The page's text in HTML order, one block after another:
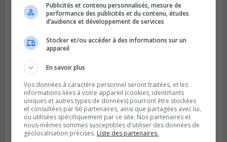
Publié le 6 août 2026 à 05h39
La grenade du camping du lac Cristal était
inoffensive
Publicités et contenu personnalisés, mesure de
performance des publicités et du contenu, études
d’audience et développement de services
Stocker et/ou accéder à des informations sur un
appareil
En savoir plus
Vos données à caractère personnel seront traitées, et les
informations liées à votre appareil (cookies, identifiants
uniques et autres types de données) pourront être stockées
et consultées par 66 partenaires, ainsi que partagées avec lui,
ou utilisées spécifiquement par ce site. Nos partenaires et
nous-mêmes sommes susceptibles d'utiliser des données de
géolocalisation précises. Liste des partenaires.